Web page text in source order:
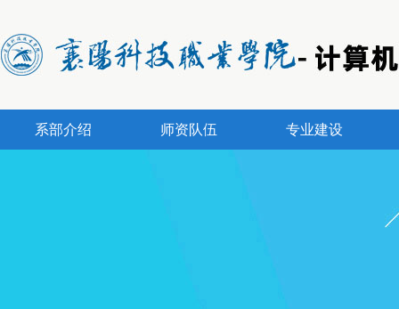
系部介绍 师资队伍 专业建设